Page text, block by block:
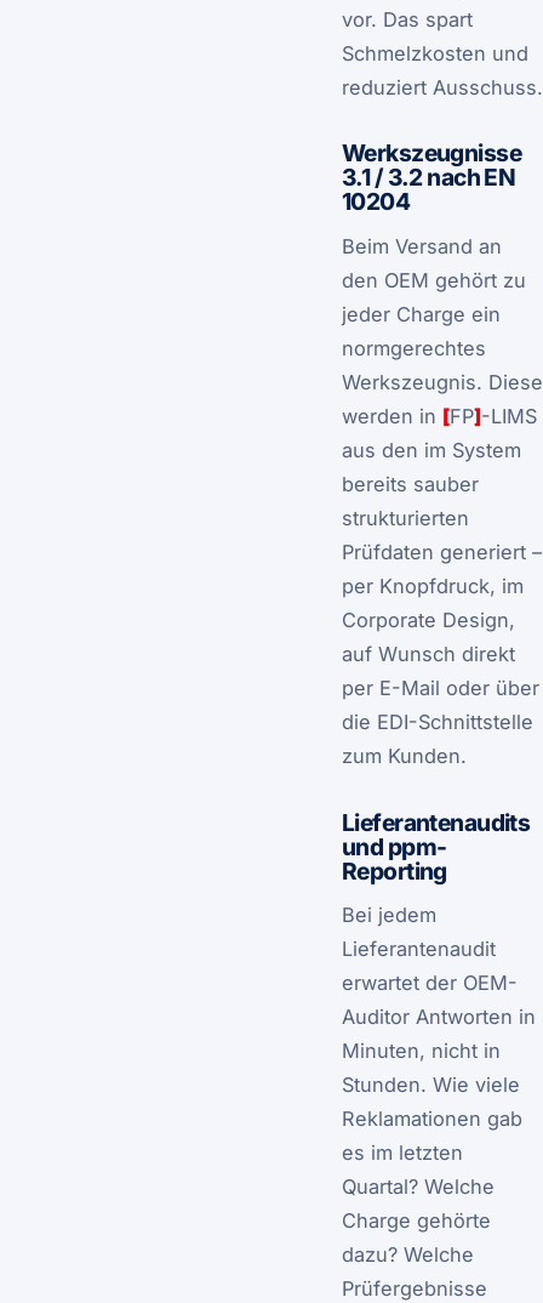
vor. Das spart
Schmelzkosten und
reduziert Ausschuss.
Werkszeugnisse
3.1 / 3.2 nach EN
10204
Beim Versand an
den OEM gehört zu
jeder Charge ein
normgerechtes
Werkszeugnis. Diese
werden in [FP]-LIMS
aus den im System
bereits sauber
strukturierten
Prüfdaten generiert –
per Knopfdruck, im
Corporate Design,
auf Wunsch direkt
per E-Mail oder über
die EDI-Schnittstelle
zum Kunden.
Lieferantenaudits
und ppm-
Reporting
Bei jedem
Lieferantenaudit
erwartet der OEM-
Auditor Antworten in
Minuten, nicht in
Stunden. Wie viele
Reklamationen gab
es im letzten
Quartal? Welche
Charge gehörte
dazu? Welche
Prüfergebnisse